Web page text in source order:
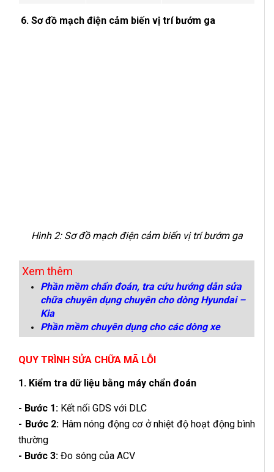
6. Sơ đồ mạch điện cảm biến vị trí bướm ga
Hình 2: Sơ đồ mạch điện cảm biến vị trí bướm ga
Xem thêm
Phần mềm chẩn đoán, tra cứu hướng dẫn sửa
chữa chuyên dụng chuyên cho dòng Hyundai –
Kia
Phần mềm chuyên dụng cho các dòng xe
QUY TRÌNH SỬA CHỮA MÃ LỖI
1. Kiểm tra dữ liệu bằng máy chẩn đoán
- Bước 1: Kết nối GDS với DLC
- Bước 2: Hâm nóng động cơ ở nhiệt độ hoạt động bình
thường
- Bước 3: Đo sóng của ACV